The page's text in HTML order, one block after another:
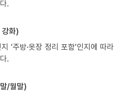
.
화)
‘주방·옷장 정리 포함’인지에 따라
.
/월말)